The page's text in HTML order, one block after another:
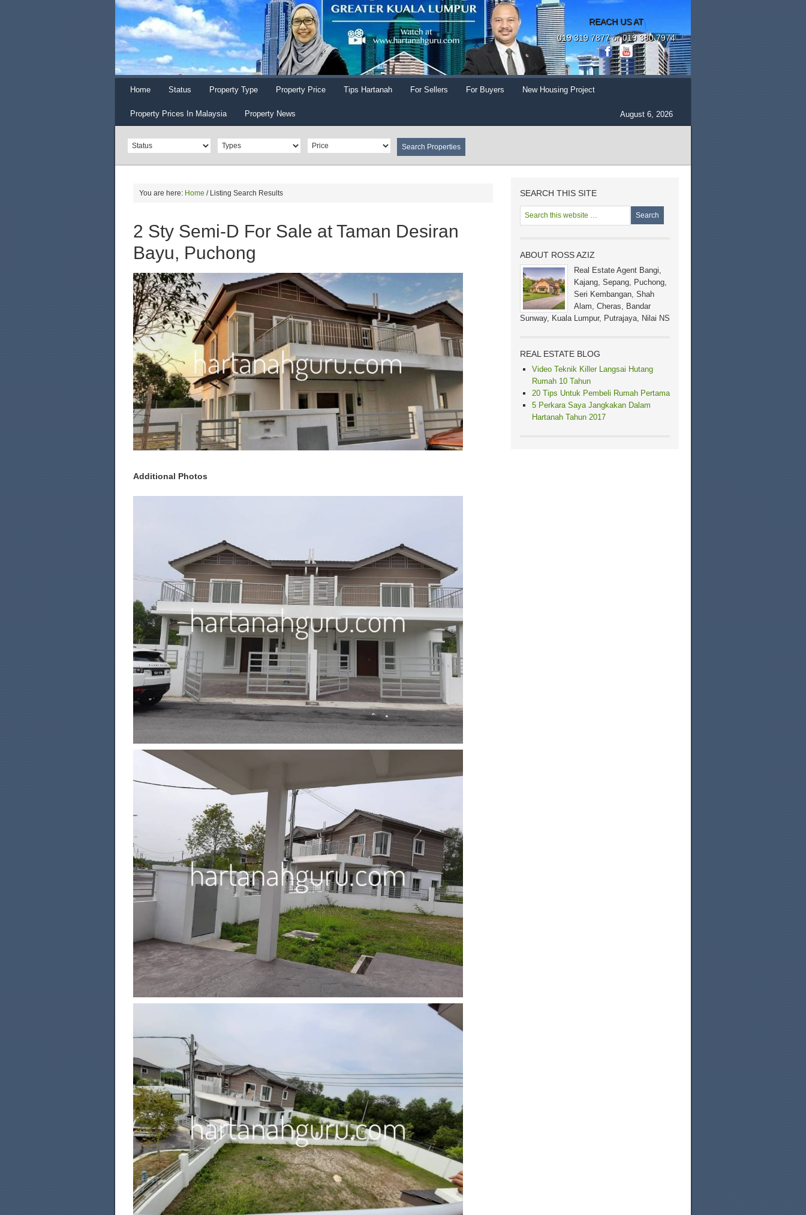
REACH US AT
019 319 7877 or 019 380 7974
Home Status Property Type Property Price Tips Hartanah For Sellers For Buyers New Housing Project
Property Prices In Malaysia Property News August 6, 2026
You are here: Home /Listing Search Results
2 Sty Semi-D For Sale at Taman Desiran
Bayu, Puchong
Additional Photos
SEARCH THIS SITE
ABOUT ROSS AZIZ
Real Estate Agent Bangi,
Kajang, Sepang, Puchong,
Seri Kembangan, Shah
Alam, Cheras, Bandar
Sunway, Kuala Lumpur, Putrajaya, Nilai NS
REAL ESTATE BLOG
Video Teknik Killer Langsai Hutang
Rumah 10 Tahun
20 Tips Untuk Pembeli Rumah Pertama
5 Perkara Saya Jangkakan Dalam
Hartanah Tahun 2017